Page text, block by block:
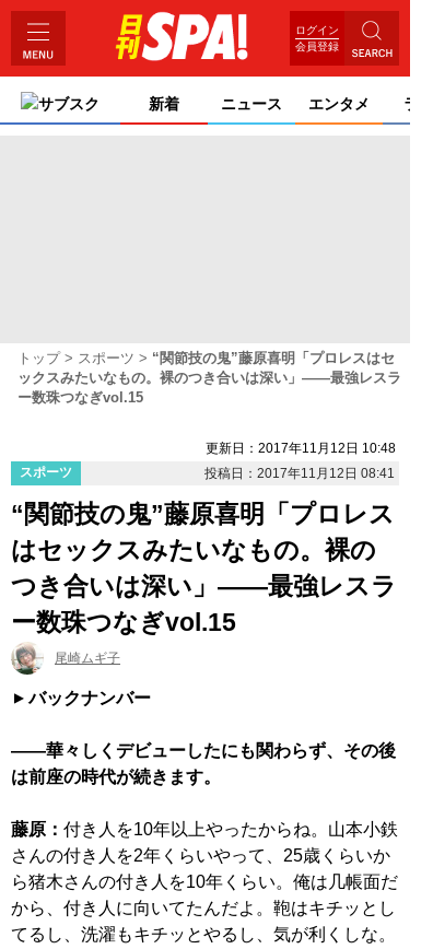
ログイン
会員登録
サブスク 新着 ニュース エンタメ ライ
トップ スポーツ
“関節技の鬼”藤原喜明「プロレスはセ
ックスみたいなもの。裸のつき合いは深い」――最強レスラ
ー数珠つなぎvol.15
更新日：2017年11月12日 10:48
スポーツ
投稿日：2017年11月12日 08:41
“関節技の鬼”藤原喜明「プロレス
はセックスみたいなもの。裸の
つき合いは深い」――最強レスラ
ー数珠つなぎvol.15
尾崎ムギ子
バックナンバー
――華々しくデビューしたにも関わらず、その後
は前座の時代が続きます。
藤原： 付き人を10年以上やったからね。山本小鉄
さんの付き人を2年くらいやって、25歳くらいか
ら猪木さんの付き人を10年くらい。俺は几帳面だ
から、付き人に向いてたんだよ。鞄はキチッとし
てるし、洗濯もキチッとやるし、気が利くしな。